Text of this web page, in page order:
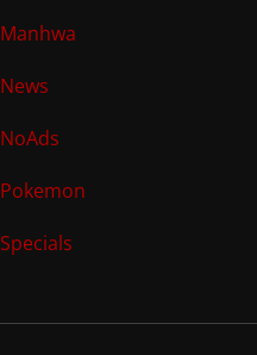
Manhwa
News
NoAds
Pokemon
Specials